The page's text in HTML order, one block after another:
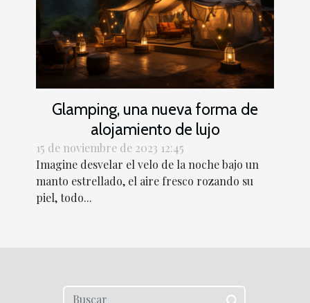
Glamping, una nueva forma de
alojamiento de lujo
15 de noviembre de 2023 12:45
Imagine desvelar el velo de la noche bajo un
manto estrellado, el aire fresco rozando su
piel, todo...